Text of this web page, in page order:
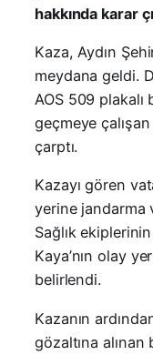
hakkında karar
Kaza, Aydın
meydana geldi.
AOS 509 plakalı
geçmeye
çarptı.
Kazayı gören
yerine jandarma
Sağlık
Kaya’nın olay
belirlendi.
Kazanın
gözaltına